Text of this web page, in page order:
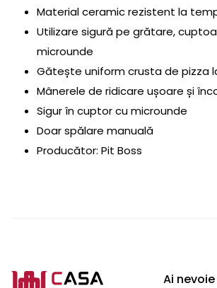
Material ceramic rezistent la
Utilizare sigură pe grătare,
microunde
Gătește uniform crusta de pizza
Mânerele de ridicare ușoare și
Sigur în cuptor cu microunde
Doar spălare manuală
Producător: Pit Boss
Ai